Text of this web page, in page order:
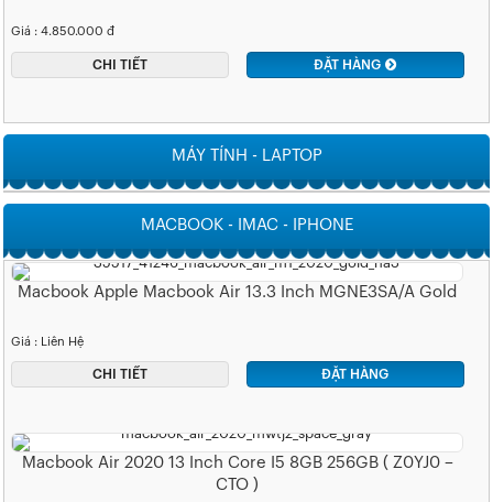
Giá : 4.850.000 đ
CHI TIẾT ĐẶT HÀNG
MÁY TÍNH - LAPTOP
MACBOOK - IMAC - IPHONE
Macbook Apple Macbook Air 13.3 Inch MGNE3SA/A Gold
Giá : Liên Hệ
CHI TIẾT ĐẶT HÀNG
Macbook Air 2020 13 Inch Core I5 8GB 256GB ( Z0YJ0 –
CTO )